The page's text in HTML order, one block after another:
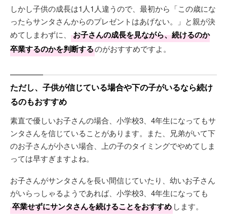
しかし子供の成長は1人1人違うので、最初から「この歳にな
ったらサンタさんからのプレゼントはあげない。」と親が決
めてしまわずに、
お子さんの成長を見ながら、続けるのか
卒業するのかを判断するのがおすすめですよ。
ただし、子供が信じている場合や下の子がいるなら続け
るのもおすすめ
素直で優しいお子さんの場合、小学校3、4年生になってもサ
ンタさんを信じていることがあります。また、兄弟がいて下
のお子さんが小さい場合、上の子のタイミングでやめてしま
っては早すぎますよね。
お子さんがサンタさんを長い間信じていたり、幼いお子さん
がいらっしゃるようであれば、小学校3、4年生になっても
卒業せずにサンタさんを続けることをおすすめ します。